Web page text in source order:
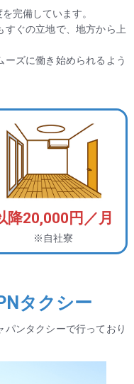
完備しています。
すぐの立地で、地方から上
ズに働き始められるよう
降20,000円／月
※自社寮
タクシー
ンタクシーで行っており